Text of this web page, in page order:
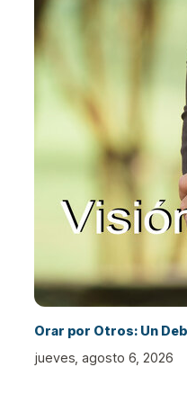
Orar por Otros: Un
jueves, agosto 6, 2026